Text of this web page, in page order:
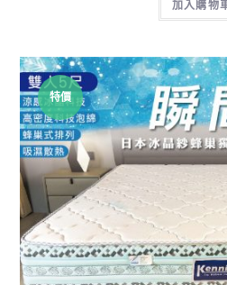
加入購物
特價